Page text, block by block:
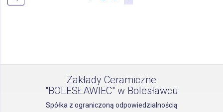
Zakłady Ceramiczne
"BOLESŁAWIEC" w Bolesławcu
Spółka z ograniczoną odpowiedzialnością